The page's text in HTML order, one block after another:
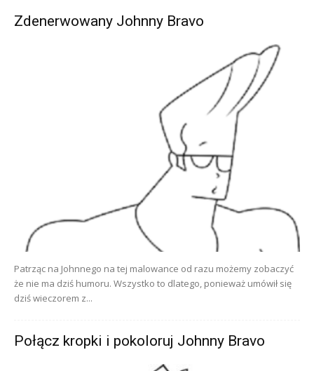
Zdenerwowany Johnny Bravo
Patrząc na Johnnego na tej malowance od razu możemy zobaczyć
że nie ma dziś humoru. Wszystko to dlatego, ponieważ umówił się
dziś wieczorem z...
Połącz kropki i pokoloruj Johnny Bravo